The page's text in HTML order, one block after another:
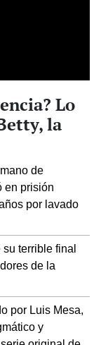
Lo
la
de
en prisión
por lavado
terrible final
de la
por Luis Mesa,
y